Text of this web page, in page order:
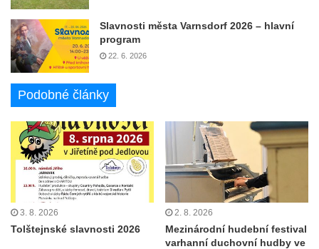
Slavnosti města Varnsdorf 2026 – hlavní
program
22. 6. 2026
Podobné články
3. 8. 2026
Tolštejnské slavnosti 2026
2. 8. 2026
Mezinárodní hudební festival
varhanní duchovní hudby ve